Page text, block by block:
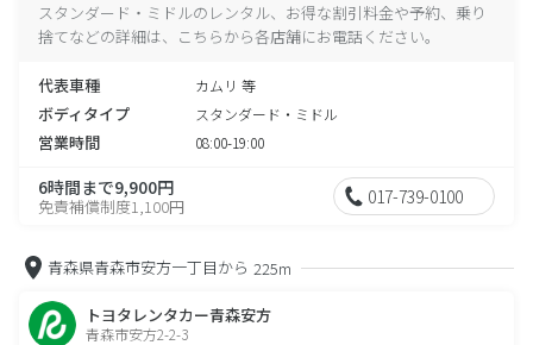
スタンダード・ミドルのレンタル、お得な割引料金や予約、乗り
捨てなどの詳細は、こちらから各店舗にお電話ください。
代表車種 カムリ 等
ボディタイプ スタンダード・ミドル
営業時間 08:00-19:00
6時間まで9,900円
免責補償制度1,100円 017-739-0100
青森県青森市安方一丁目から 225m
トヨタレンタカー青森安方
青森市安方2-2-3